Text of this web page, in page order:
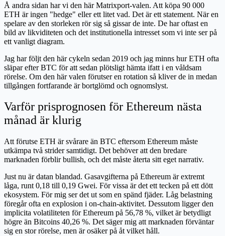
Å andra sidan har vi den här Matrixport-valen. Att köpa 90 000
ETH är ingen "hedge" eller ett litet vad. Det är ett statement. När en
spelare av den storleken rör sig så gissar de inte. De har oftast en
bild av likviditeten och det institutionella intresset som vi inte ser på
ett vanligt diagram.
Jag har följt den här cykeln sedan 2019 och jag minns hur ETH ofta
släpar efter BTC för att sedan plötsligt hämta ifatt i en våldsam
rörelse. Om den här valen förutser en rotation så kliver de in medan
tillgången fortfarande är bortglömd och ognomslyst.
Varför prisprognosen för Ethereum nästa
månad är klurig
Att förutse ETH är svårare än BTC eftersom Ethereum måste
utkämpa två strider samtidigt. Det behöver att den bredare
marknaden förblir bullish, och det måste återta sitt eget narrativ.
Just nu är datan blandad. Gasavgifterna på Ethereum är extremt
låga, runt 0,18 till 0,19 Gwei. För vissa är det ett tecken på ett dött
ekosystem. För mig ser det ut som en spänd fjäder. Låg belastning
föregår ofta en explosion i on-chain-aktivitet. Dessutom ligger den
implicita volatiliteten för Ethereum på 56,78 %, vilket är betydligt
högre än Bitcoins 40,26 %. Det säger mig att marknaden förväntar
sig en stor rörelse, men är osäker på åt vilket håll.